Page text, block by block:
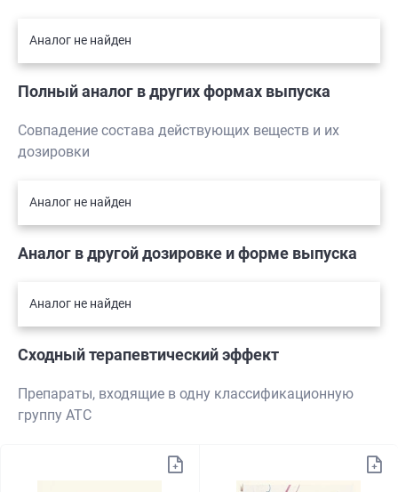
Аналог не найден
Полный аналог в других формах выпуска
Совпадение состава действующих веществ и их
дозировки
Аналог не найден
Аналог в другой дозировке и форме выпуска
Аналог не найден
Сходный терапевтический эффект
Препараты, входящие в одну классификационную
группу АТС